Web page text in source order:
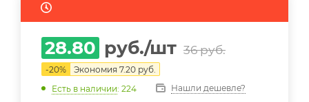
28.80 руб./шт 36руб.
-20% Экономия 7.20 руб.
Есть в наличии: 224 Нашли дешевле?